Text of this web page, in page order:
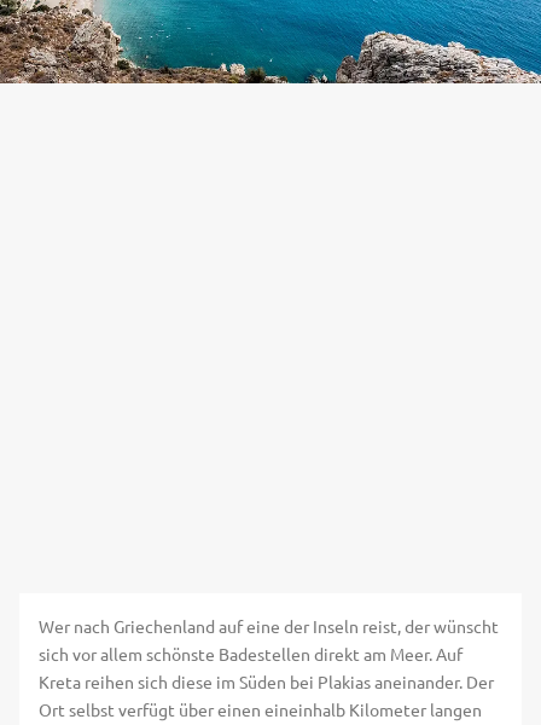
Wer nach Griechenland auf eine der Inseln reist, der wünscht
sich vor allem schönste Badestellen direkt am Meer. Auf
Kreta reihen sich diese im Süden bei Plakias aneinander. Der
Ort selbst verfügt über einen eineinhalb Kilometer langen